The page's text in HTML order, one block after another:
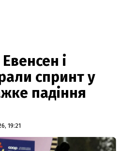
і
спринт у
падіння
19:21